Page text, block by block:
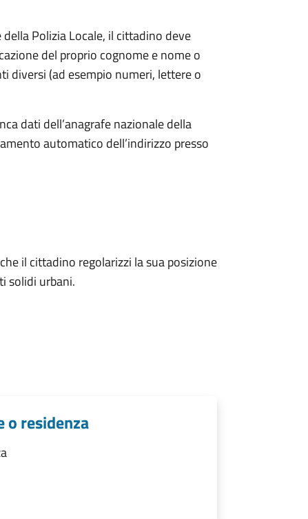
Polizia Locale, il cittadino deve
del proprio cognome e nome o
diversi (ad esempio numeri, lettere o
dati dell’anagrafe nazionale della
automatico dell’indirizzo presso
il cittadino regolarizzi la sua posizione
solidi urbani.
o residenza